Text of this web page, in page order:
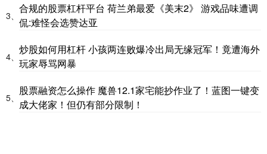
3、
合规的股票杠杆平台 荷兰弟最爱《美末2》 游戏品味遭调
侃:难怪会选赞达亚
4、
炒股如何用杠杆 小孩两连败爆冷出局无缘冠军！竟遭海外
玩家辱骂网暴
5、
股票融资怎么操作 魔兽12.1家宅能抄作业了！蓝图一键变
成大佬家！但仍有部分限制！